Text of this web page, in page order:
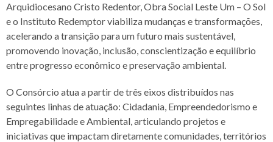
Arquidiocesano Cristo Redentor, Obra Social Leste Um – O Sol
e o Instituto Redemptor viabiliza mudanças e transformações,
acelerando a transição para um futuro mais sustentável,
promovendo inovação, inclusão, conscientização e equilíbrio
entre progresso econômico e preservação ambiental.
O Consórcio atua a partir de três eixos distribuídos nas
seguintes linhas de atuação: Cidadania, Empreendedorismo e
Empregabilidade e Ambiental, articulando projetos e
iniciativas que impactam diretamente comunidades, territórios